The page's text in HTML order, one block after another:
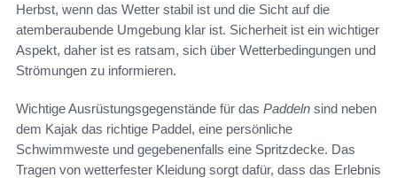
Herbst, wenn das Wetter stabil ist und die Sicht auf die
atemberaubende Umgebung klar ist. Sicherheit ist ein wichtiger
Aspekt, daher ist es ratsam, sich über Wetterbedingungen und
Strömungen zu informieren.
Wichtige Ausrüstungsgegenstände für das Paddeln sind neben
dem Kajak das richtige Paddel, eine persönliche
Schwimmweste und gegebenenfalls eine Spritzdecke. Das
Tragen von wetterfester Kleidung sorgt dafür, dass das Erlebnis